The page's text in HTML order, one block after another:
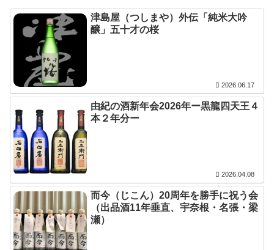
津島屋（つしまや）外伝「純米大吟
醸」五十才の桜
2026.06.17
由紀の酒新年会2026年ー黒龍四天王４
本２年分ー
2026.04.08
而今（じこん）20周年を勝手に祝う会
（出品酒11年垂直、宇奈根・名張・梁
瀬）